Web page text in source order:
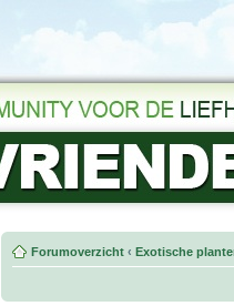
Forumoverzicht ‹ Exotische